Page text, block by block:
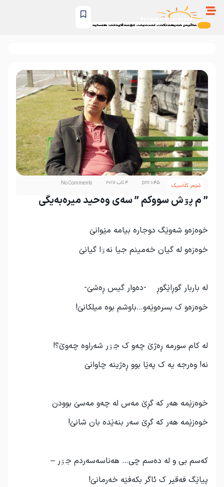
شێعر کڵاسیک 1:45 pm 4 ئاب 2017 No Comments
” م پۊش سووکم ” سەی وەحید میرەبەیگی
خوه‌زه‌و شه‌وێگ دوجاره‌ بیامه‌ مێوانێ
خوه‌زه‌و له‌ گیان خه‌مینم جیا نه‌ۊا گیانێ
له‌ باربار گوڕاێگوڕ -ده‌وار گیس ڕه‌شێ-
خوه‌زه‌و ک بسره‌وێه‌و…باوشم بوه‌ میلکانێ!
له‌ کام سورمه‌ ڕه‌ژێ چه‌و ک جۊر شه‌راوه‌ چه‌وێ؟!
نه‌! وه‌رجه‌ یه‌ ک په‌ێا بوو ڕه‌ژینه‌ چاوانێ
خوه‌زێمه‌ هه‌ر که‌ گڕێ مه‌س له‌ چه‌و مه‌سێ بوودن
خوه‌زێمه‌ هه‌ر که‌ گڕێ سه‌ر بنه‌ێده‌ بان شانێ!
که‌سم بی و له‌ ده‌سم چی… هه‌ناسه‌سه‌ردم جۊر –
پیاێگ فه‌قیر ک ئاگر بکه‌فێه‌ خه‌رمانێ!